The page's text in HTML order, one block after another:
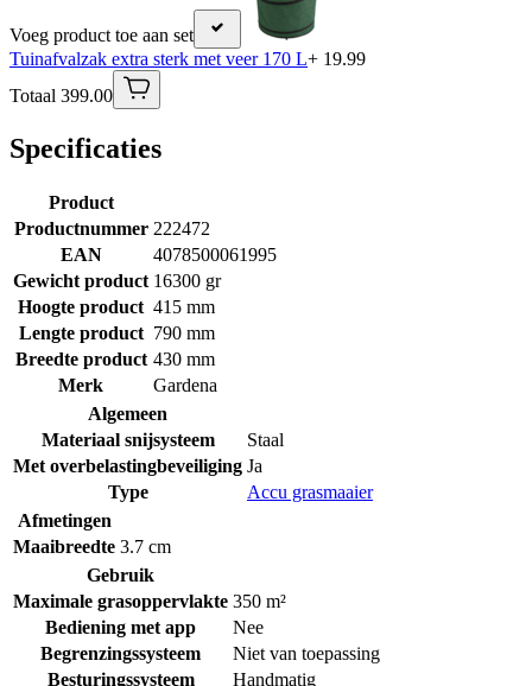
Voeg product toe aan set
Tuinafvalzak extra sterk met veer 170 L+ 19.99
Totaal 399.00
Specificaties
Product
Productnummer 222472
EAN
4078500061995
Gewicht product 16300 gr
Hoogte product 415 mm
Lengte product 790 mm
Breedte product 430 mm
Merk
Gardena
Algemeen
Materiaal snijsysteem
Staal
Met overbelastingbeveiliging Ja
Type
Accu grasmaaier
Afmetingen
Maaibreedte 3.7 cm
Gebruik
Maximale grasoppervlakte 350 m²
Bediening met app
Nee
Begrenzingssysteem
Niet van toepassing
Besturingssysteem
Handmatig